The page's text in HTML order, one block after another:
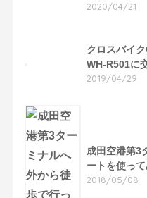
2020/04/21
クロスバイ
WH-R501に
2019/04/29
成田空港第3
ートを使っ
2018/05/08